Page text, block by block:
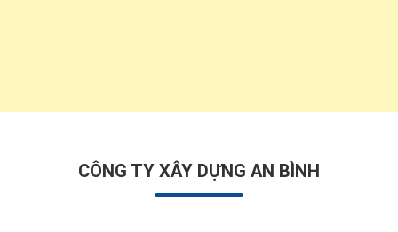
CÔNG TY XÂY DỰNG AN BÌNH